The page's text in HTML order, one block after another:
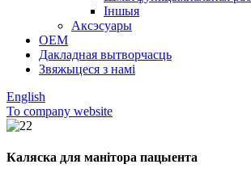
Іншыя
Аксэсуары
OEM
Дакладная вытворчасць
Звяжыцеся з намі
English
To company website
Каляска для манітора пацыента